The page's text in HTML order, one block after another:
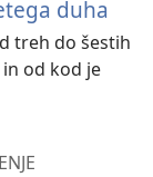
duha
treh do šestih
od kod je